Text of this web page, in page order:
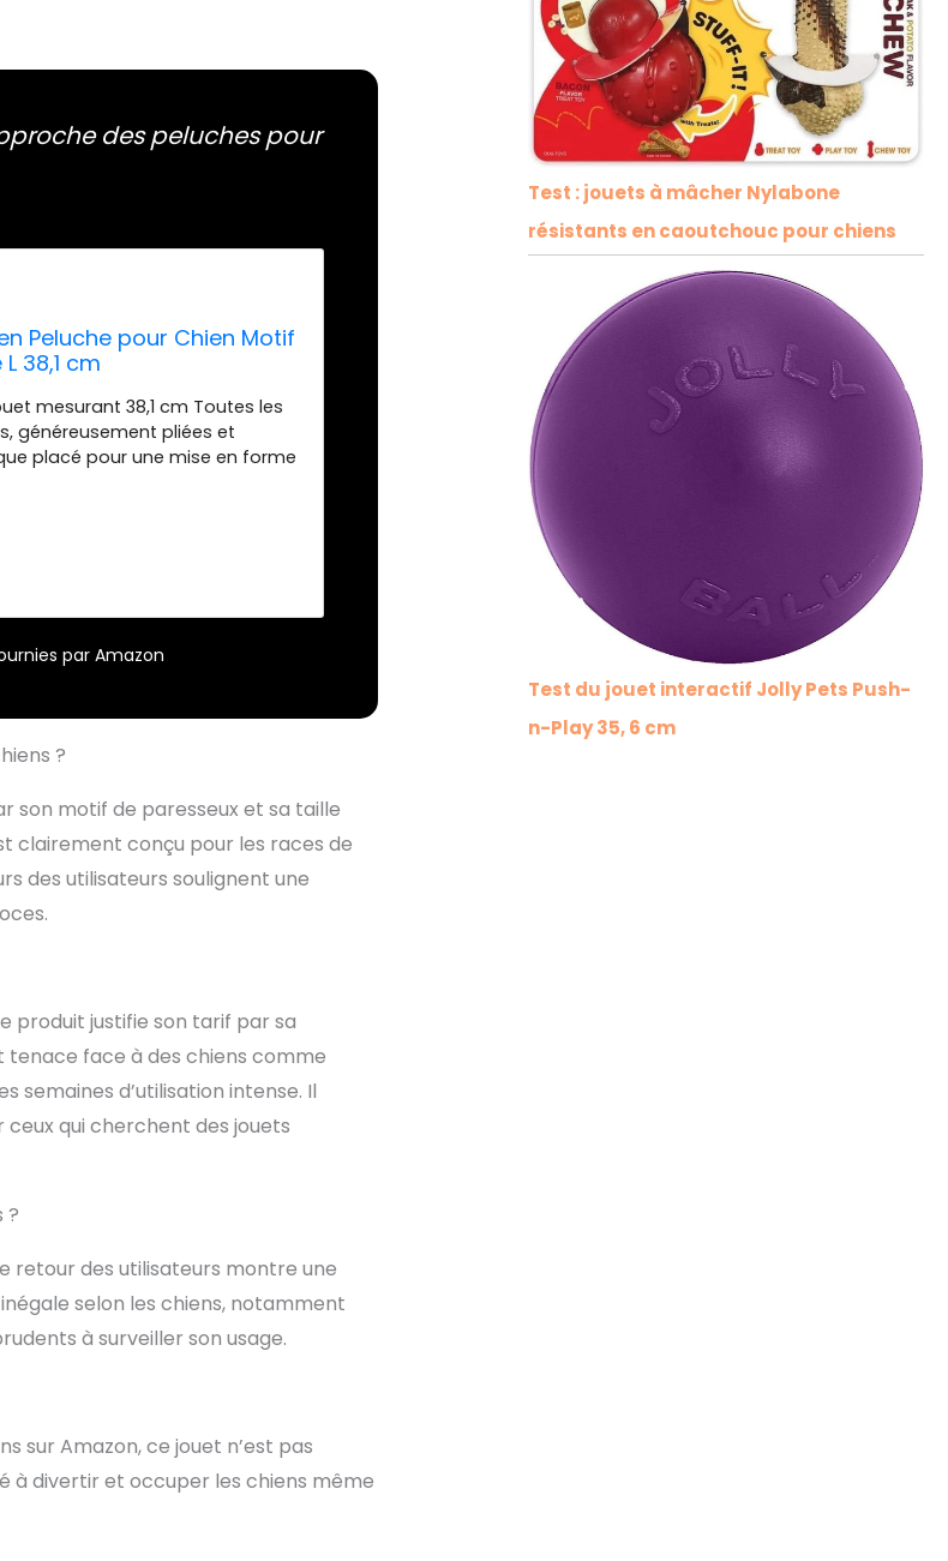
des peluches pour
Peluche pour Chien Motif
38,1 cm
mesurant 38,1 cm Toutes les
généreusement pliées et
placé pour une mise en forme
surveiller le temps de jeu de
pour être plus durables, ils sont
et donc pas indestructibles
par Amazon
?
son motif de paresseux et sa taille
clairement conçu pour les races de
des utilisateurs soulignent une
produit justifie son tarif par sa
tenace face à des chiens comme
semaines d’utilisation intense. Il
qui cherchent des jouets
?
retour des utilisateurs montre une
selon les chiens, notamment
à surveiller son usage.
sur Amazon, ce jouet n’est pas
à divertir et occuper les chiens même
Test : jouets à mâcher Nylabone
résistants en caoutchouc pour chiens
Test du jouet interactif Jolly Pets Push-
n-Play 35, 6 cm